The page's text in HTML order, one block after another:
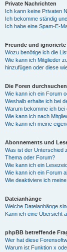
Private Nachrichten
Ich kann keine Privaten
Ich bekomme ständig
Ich habe eine Spam-E-
Freunde und
Wozu benötige ich die
Wie kann ich Mitglieder
hinzufügen oder diese
Die Foren durchsuchen
Wie kann ich ein Forum
Weshalb erhalte ich bei
Warum bekomme ich bei
Wie kann ich nach
Wie kann ich meine
Abonnements und
Was ist der Unterschied
Thema oder Forum?
Wie kann ich ein
Wie kann ich ein Forum
Wie deaktiviere ich
Dateianhänge
Welche Dateianhänge
Kann ich eine Übersicht
phpBB betreffende
Wer hat diese
Warum ist Funktion x